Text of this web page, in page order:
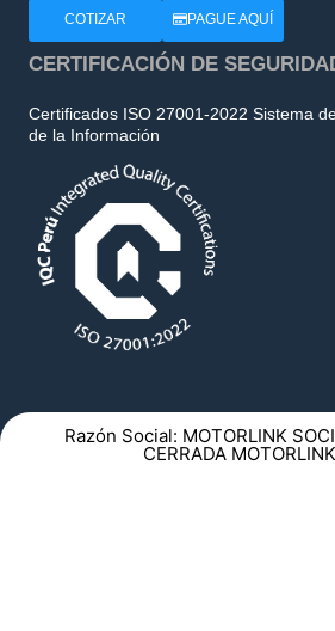
COTIZAR PAGUE AQUÍ
CERTIFICACIÓN DE
Certificados ISO 27001-2022 Sistema
de la Información
Razón Social: MOTORLINK
CERRADA